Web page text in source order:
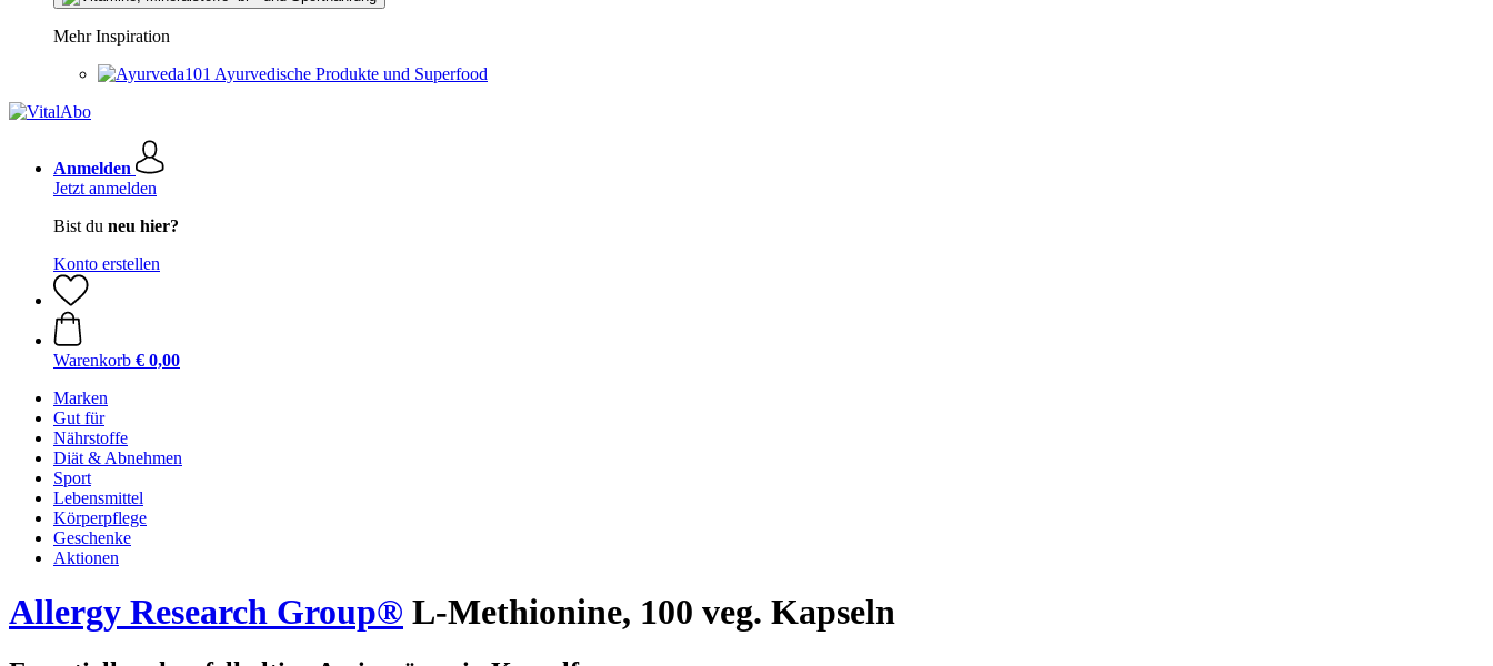
Mehr Inspiration
Ayurvedische Produkte und Superfood
Anmelden
Jetzt anmelden
Bist du neu hier?
Konto erstellen
Warenkorb € 0,00
Marken
Gut für
Nährstoffe
Diät & Abnehmen
Sport
Lebensmittel
Körperpflege
Geschenke
Aktionen
Allergy Research Group® L-Methionine, 100 veg. Kapseln